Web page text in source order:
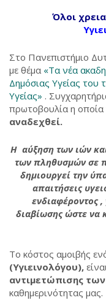
Όλοι
Στο Πανεπιστήμιο
με θέμα «Τα νέα
Δημόσιας Υγείας του
Υγείας» .
πρωτοβουλία η οποία
αναδεχθεί.
Η αύξηση των ιών
των πληθυσμών σε
δημιουργεί την
απαιτήσεις
ενδιαφέροντος
διαβίωσης ώστε να
Το κόστος αμοιβής
(Υγιεινολόγου),
αντιμετώπισης
καθημερινότητας μας.